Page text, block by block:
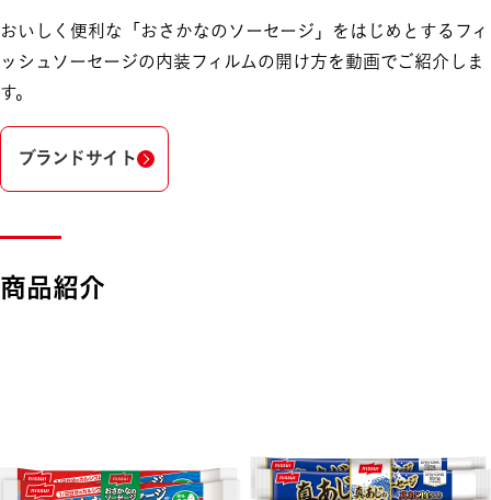
おいしく便利な「おさかなのソーセージ」をはじめとするフィ
ッシュソーセージの内装フィルムの開け方を動画でご紹介しま
す。
ブランドサイト
商品紹介